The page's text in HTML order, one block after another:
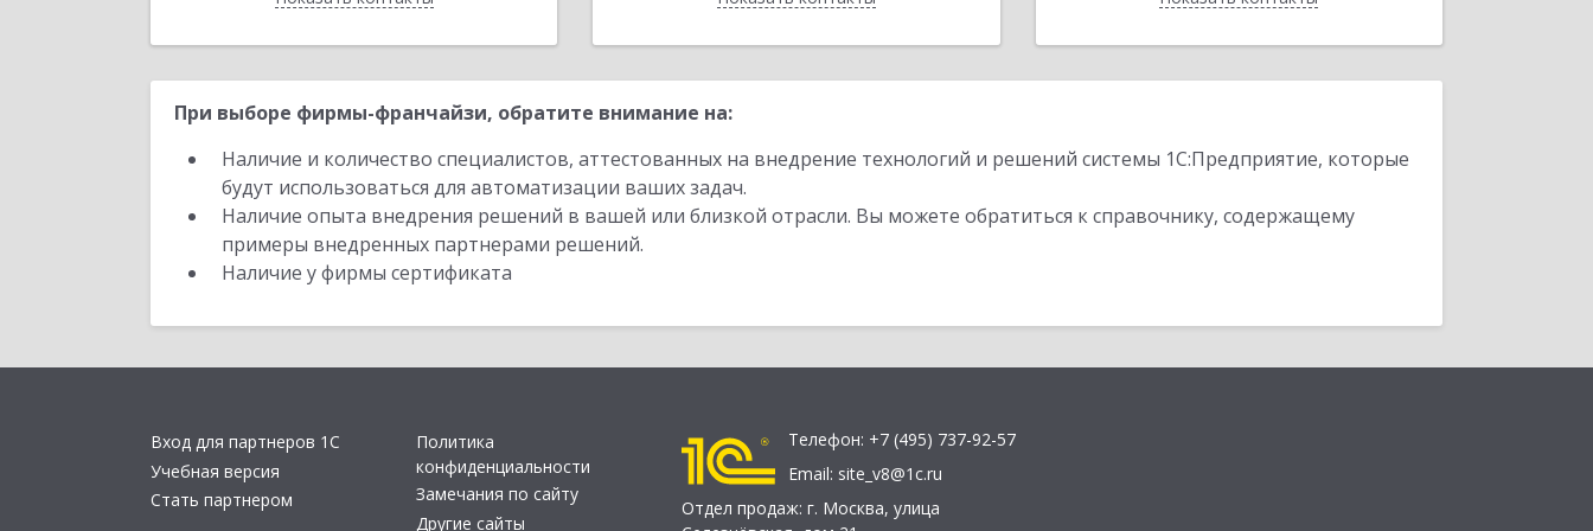
При выборе фирмы-франчайзи, обратите внимание на:
Наличие и количество специалистов, аттестованных на внедрение технологий и решений системы 1С:Предприятие, которые
будут использоваться для автоматизации ваших задач.
Наличие опыта внедрения решений в вашей или близкой отрасли. Вы можете обратиться к справочнику, содержащему
примеры внедренных партнерами решений.
Наличие у фирмы сертификата
Вход для партнеров 1С
Учебная версия
Стать партнером
Политика
конфиденциальности
Замечания по сайту
Другие сайты
Телефон: +7 (495) 737-92-57
Email: site_v8@1c.ru
Отдел продаж: г. Москва, улица